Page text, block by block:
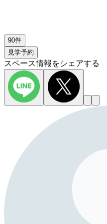
90件
見学予約
スペース情報をシェアする